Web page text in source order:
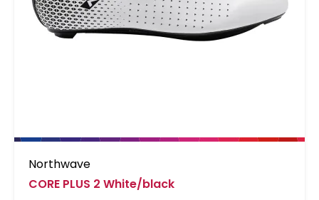
Northwave
CORE PLUS 2 White/black